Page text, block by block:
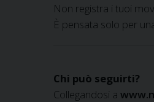
Non registra i tuoi
È pensata solo per
Chi può seguirti?
Collegandosi a